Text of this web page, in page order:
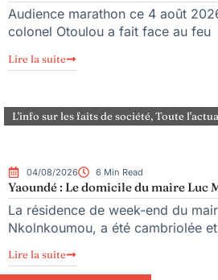
Audience marathon ce 4 août
colonel Otoulou a fait face au feu
Lire la suite
L'info sur les faits de société,Toute
04/08/2026 6 Min Read
Yaoundé : Le domicile du maire Luc
La résidence de week-end du
Nkolnkoumou, a été cambriolée
Lire la suite